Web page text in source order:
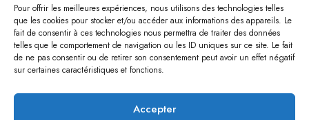
Pour offrir les meilleures expériences, nous utilisons des technologies telles
que les cookies pour stocker et/ou accéder aux informations des appareils. Le
fait de consentir à ces technologies nous permettra de traiter des données
telles que le comportement de navigation ou les ID uniques sur ce site. Le fait
de ne pas consentir ou de retirer son consentement peut avoir un effet négatif
sur certaines caractéristiques et fonctions.
Accepter
Qui suis-je ?
Contact
[mailpoet_form id="1"]